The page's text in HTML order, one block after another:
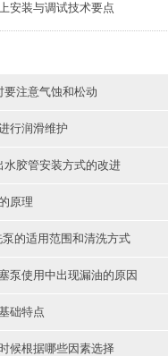
安装与调试技术要点
要注意气蚀和松动
行润滑维护
水胶管安装方式的改进
原理
的适用范围和清洗方式
泵使用中出现漏油的原因
础特点
候根据哪些因素选择